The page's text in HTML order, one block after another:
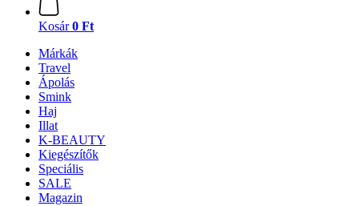
Kosár 0 Ft
Márkák
Travel
Ápolás
Smink
Haj
Illat
K-BEAUTY
Kiegészítők
Speciális
SALE
Magazin